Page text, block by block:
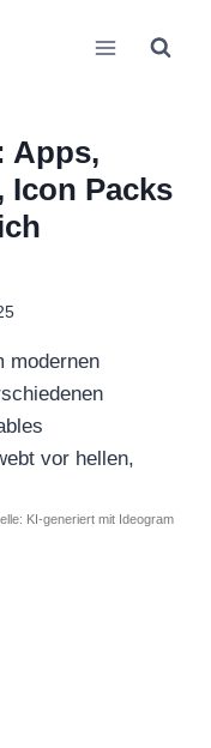
Apps,
Icon Packs
KI-generiert mit Ideogram